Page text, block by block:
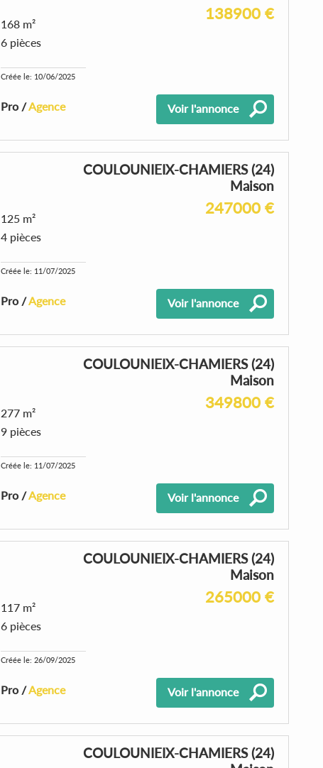
138900 €
168 m²
6 pièces
Créée le: 10/06/2025
Pro /Agence Voir l'annonce
COULOUNIEIX-CHAMIERS (24)
Maison
247000 €
125 m²
4 pièces
Créée le: 11/07/2025
Pro /Agence Voir l'annonce
COULOUNIEIX-CHAMIERS (24)
Maison
349800 €
277 m²
9 pièces
Créée le: 11/07/2025
Pro /Agence Voir l'annonce
COULOUNIEIX-CHAMIERS (24)
Maison
265000 €
117 m²
6 pièces
Créée le: 26/09/2025
Pro /Agence Voir l'annonce
COULOUNIEIX-CHAMIERS (24)